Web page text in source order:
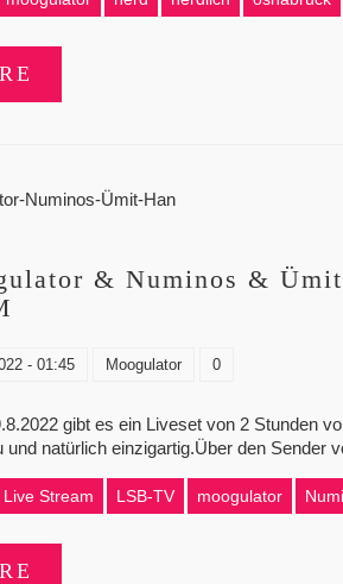
& Numinos &
- 01:45 Moogulator 0
gibt es ein Liveset von 2 Stunden
und natürlich einzigartig.Über den Sender
Live Stream LSB-TV moogulator